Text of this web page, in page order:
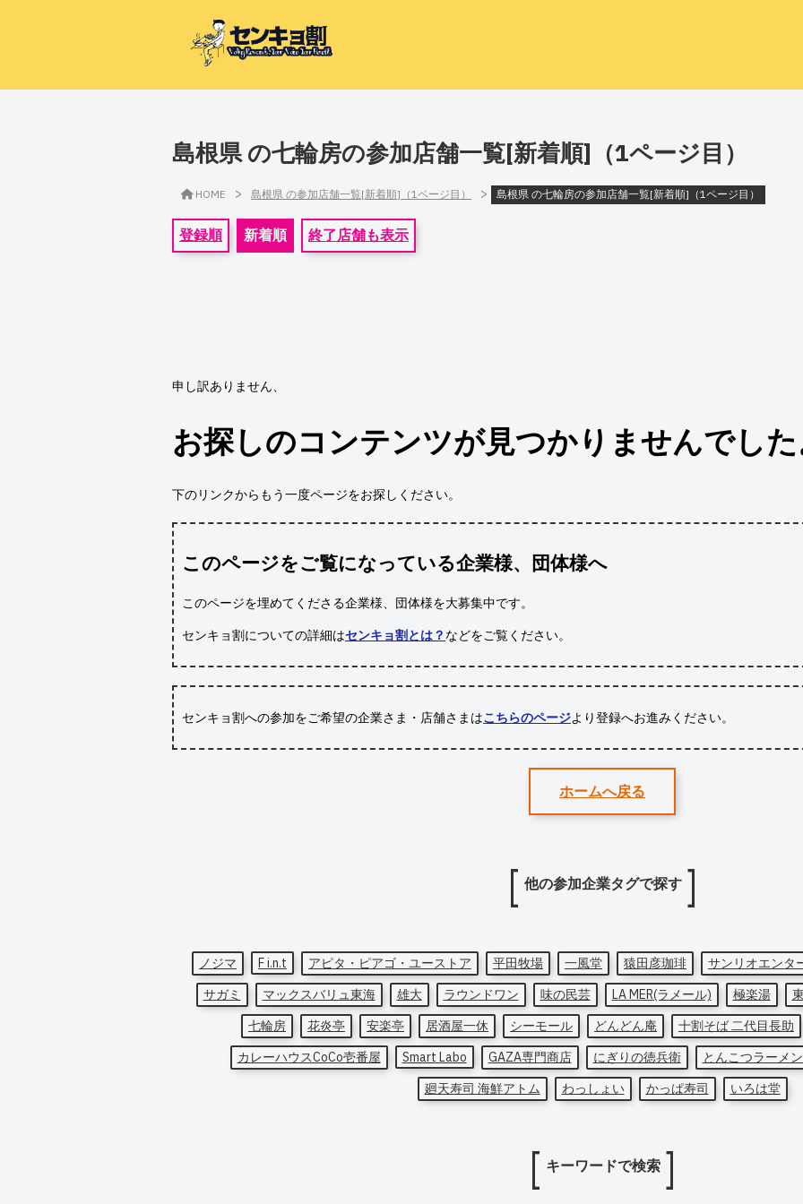
島根県 の七輪房の参加店舗一覧[新着順]（1ページ目）
HOME > 島根県 の参加店舗一覧[新着順]（1ページ目） > 島根県 の七輪房の参加店舗一覧[新着順]（1ページ目）
登録順 新着順 終了店舗も表示
申し訳ありません、
お探しのコンテンツが見つかりませんでし
下のリンクからもう一度ページをお探しください。
このページをご覧になっている企業様、団体様へ
このページを埋めてくださる企業様、団体様を大募集中です。
センキョ割についての詳細はセンキョ割とは？ などをご覧ください。
センキョ割への参加をご希望の企業さま・店舗さまはこちらのページより登録へお進みください。
ホームへ戻る
他の参加企業タグで探す
ノジマ F i.n.t アピタ・ピアゴ・ユーストア 平田牧場 一風堂 猿田彦珈琲
サンリオエンタ
サガミ
マックスバリュ東海 雄大 ラウンドワン 味の民芸 LA MER(ラメール) 極楽湯
七輪房
花炎亭 安楽亭 居酒屋一休 シーモール どんどん庵
十割そば 二代目長助
カレーハウスCoCo壱番屋
Smart Labo GAZA専門商店 にぎりの徳兵衛
とんこつラーメ
廻天寿司 海鮮アトム
わっしょい かっぱ寿司 いろは堂
キーワードで検索